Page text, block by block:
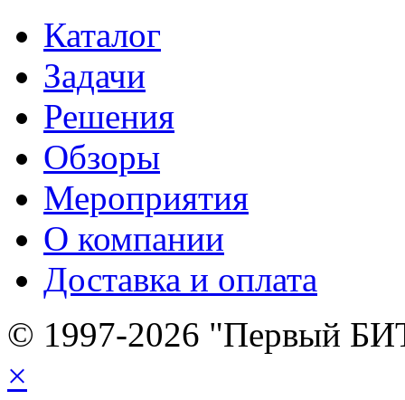
Каталог
Задачи
Решения
Обзоры
Мероприятия
О компании
Доставка и оплата
© 1997-2026 "Первый
×